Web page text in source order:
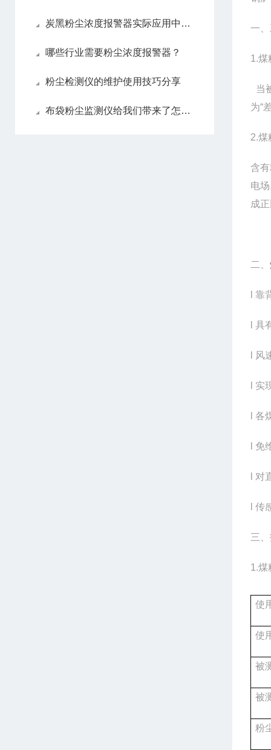
炭黑粉尘浓度报警器实际应用中如何确保准确性
哪些行业需要粉尘浓度报警器？
粉尘检测仪的维护使用技巧分享
布袋粉尘监测仪给我们带来了怎样的特点呢？
一
1.煤
当
为“
2.煤
含
电
成
二、
l
l
l 风
l
l
l
l
l
三
1.煤
使
使
被
被
粉